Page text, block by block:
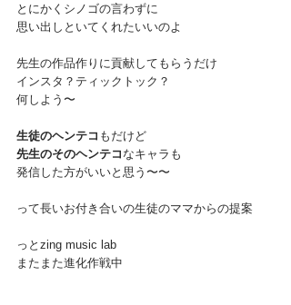
とにかくシノゴの言わずに
思い出しといてくれたいいのよ
先生の作品作りに貢献してもらうだけ
インスタ？ティックトック？
何しよう〜
生徒のヘンテコ もだけど
先生のそのヘンテコ なキャラも
発信した方がいいと思う〜〜
って長いお付き合いの生徒のママからの提案
っとzing music lab
またまた進化作戦中